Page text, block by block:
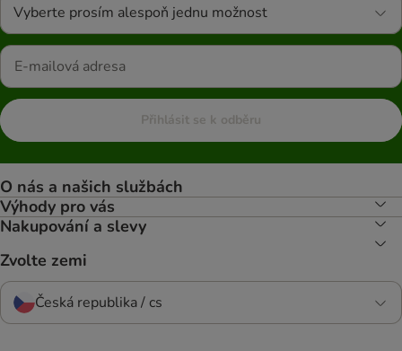
Vyberte prosím alespoň jednu možnost
Přihlásit se k odběru
O nás a našich službách
Výhody pro vás
Nakupování a slevy
Zvolte zemi
Česká republika / cs